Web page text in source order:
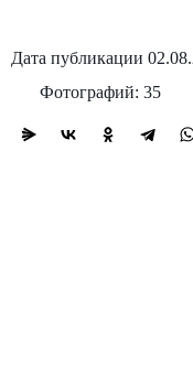
Дата публикации
Фотографий: 35